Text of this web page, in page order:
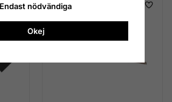
Endast nödvändiga
Okej